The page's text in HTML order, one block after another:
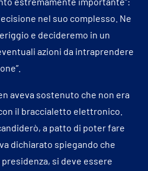
nel suo complesso. Ne
e decideremo in un
azioni da intraprendere
aveva sostenuto che non era
il braccialetto elettronico.
a patto di poter fare
dichiarato spiegando che
si deve essere